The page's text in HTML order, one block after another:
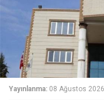
Yayınlanma: 08 Ağustos